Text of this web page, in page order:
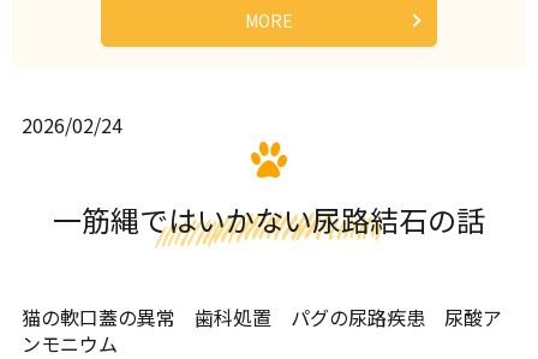
MORE
2026/02/24
一筋縄ではいかない尿路結石の話
猫の軟口蓋の異常 歯科処置 パグの尿路疾患 尿酸ア
ンモニウム